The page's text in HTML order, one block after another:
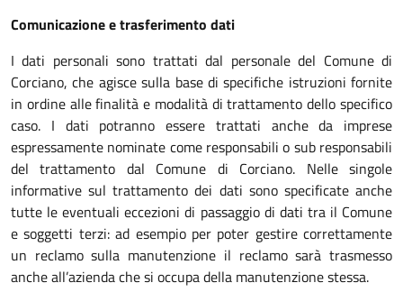
Comunicazione e trasferimento dati
I dati personali sono trattati dal personale del Comune di
Corciano, che agisce sulla base di specifiche istruzioni fornite
in ordine alle finalità e modalità di trattamento dello specifico
caso. I dati potranno essere trattati anche da imprese
espressamente nominate come responsabili o sub responsabili
del trattamento dal Comune di Corciano. Nelle singole
informative sul trattamento dei dati sono specificate anche
tutte le eventuali eccezioni di passaggio di dati tra il Comune
e soggetti terzi: ad esempio per poter gestire correttamente
un reclamo sulla manutenzione il reclamo sarà trasmesso
anche all’azienda che si occupa della manutenzione stessa.